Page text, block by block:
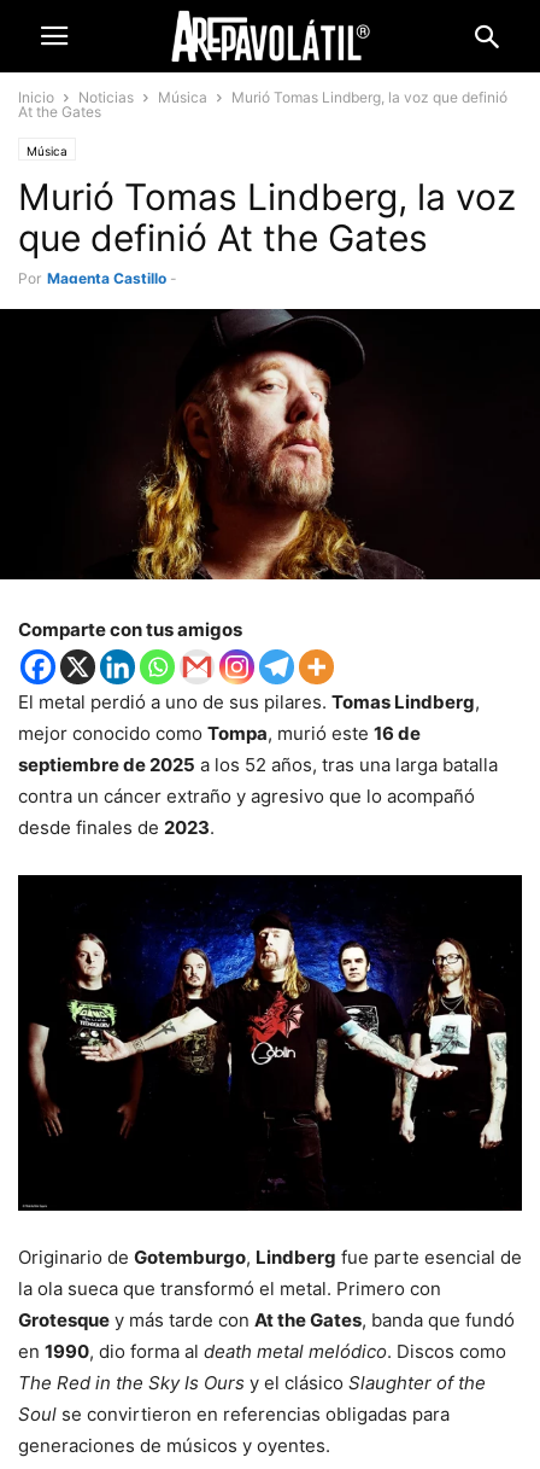
Inicio Noticias Música
Murió Tomas Lindberg, la voz que definió
At the Gates
Música
Murió Tomas Lindberg, la voz
que definió At the Gates
Por Magenta Castillo -
Comparte con tus amigos
El metal perdió a uno de sus pilares. Tomas Lindberg,
mejor conocido como Tompa, murió este 16 de
septiembre de 2025 a los 52 años, tras una larga batalla
contra un cáncer extraño y agresivo que lo acompañó
desde finales de 2023.
Originario de Gotemburgo, Lindberg fue parte esencial de
la ola sueca que transformó el metal. Primero con
Grotesque y más tarde con At the Gates, banda que fundó
en 1990, dio forma al death metal melódico. Discos como
The Red in the Sky Is Ours y el clásico Slaughter of the
Soul se convirtieron en referencias obligadas para
generaciones de músicos y oyentes.